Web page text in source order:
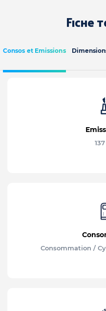
Fiche
Consos et Emissions
Consommation /